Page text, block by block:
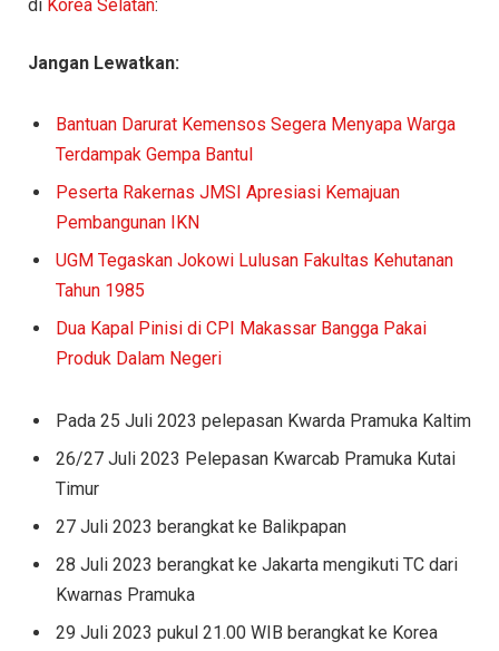
di Korea Selatan:
Jangan Lewatkan:
Bantuan Darurat Kemensos Segera Menyapa Warga
Terdampak Gempa Bantul
Peserta Rakernas JMSI Apresiasi Kemajuan
Pembangunan IKN
UGM Tegaskan Jokowi Lulusan Fakultas Kehutanan
Tahun 1985
Dua Kapal Pinisi di CPI Makassar Bangga Pakai
Produk Dalam Negeri
Pada 25 Juli 2023 pelepasan Kwarda Pramuka Kaltim
26/27 Juli 2023 Pelepasan Kwarcab Pramuka Kutai
Timur
27 Juli 2023 berangkat ke Balikpapan
28 Juli 2023 berangkat ke Jakarta mengikuti TC dari
Kwarnas Pramuka
29 Juli 2023 pukul 21.00 WIB berangkat ke Korea